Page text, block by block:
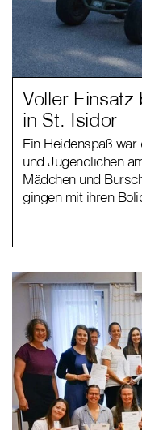
Voller
in St. Isidor
Ein Heidenspaß
und Jugendlichen
Mädchen und
gingen mit ihren